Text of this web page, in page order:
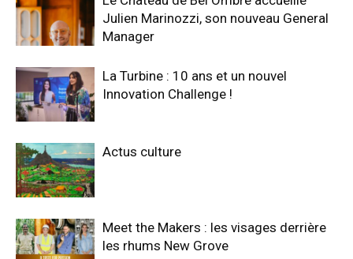
Julien Marinozzi, son nouveau General
Manager
La Turbine : 10 ans et un nouvel
Innovation Challenge !
Actus culture
Meet the Makers : les visages derrière
les rhums New Grove